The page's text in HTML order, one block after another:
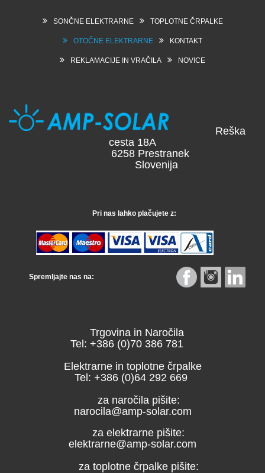
SONČNE ELEKTRARNE TOPLOTNE ČRPALKE
OTOČNE ELEKTRARNE KONTAKT
REKLAMACIJE IN VRAČILA NOVICE
Reška
cesta 18A
6258 Prestranek
Slovenija
Pri nas lahko plačujete z:
Spremljajte nas na:
Trgovina in Naročila
Tel: +386 (0)70 386 781
Elektrarne in toplotne črpalke
Tel: +386 (0)64 292 669
za naročila pišite:
narocila@amp-solar.com
za elektrarne pišite:
elektrarne@amp-solar.com
za toplotne črpalke pišite: